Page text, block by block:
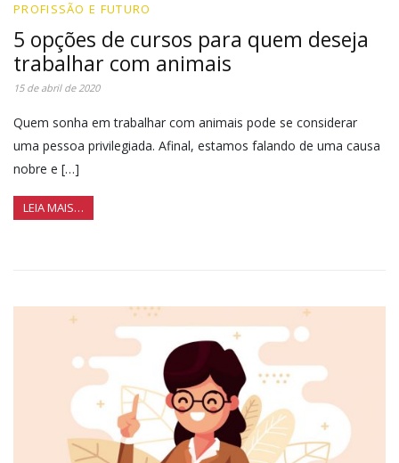
PROFISSÃO E FUTURO
5 opções de cursos para quem deseja
trabalhar com animais
15 de abril de 2020
Quem sonha em trabalhar com animais pode se considerar
uma pessoa privilegiada. Afinal, estamos falando de uma causa
nobre e […]
LEIA MAIS…